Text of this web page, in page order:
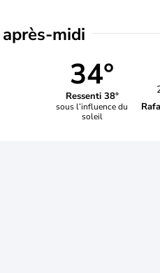
après-midi
34°
Ressenti 38°
sous l’influence du
soleil